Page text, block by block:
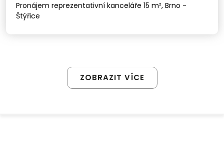
Pronájem reprezentativní kanceláře 15 m², Brno -
Štýřice
ZOBRAZIT VÍCE